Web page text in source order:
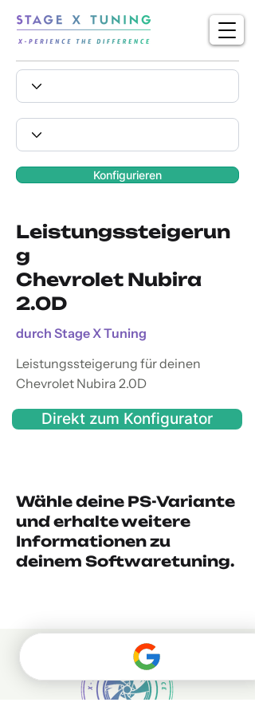
Konfigurieren
Leistungssteigerun
g
Chevrolet Nubira
2.0D
durch Stage X Tuning
Leistungssteigerung für deinen
Chevrolet Nubira 2.0D
Direkt zum Konfigurator
Wähle deine PS-Variante
und erhalte weitere
Informationen zu
deinem Softwaretuning.